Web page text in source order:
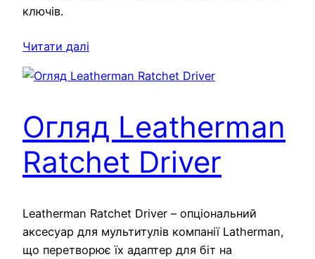
ключів.
Читати далі
Огляд Leatherman
Ratchet Driver
Leatherman Ratchet Driver – опціональний
аксесуар для мультитулів компанії Latherman,
що перетворює їх адаптер для біт на